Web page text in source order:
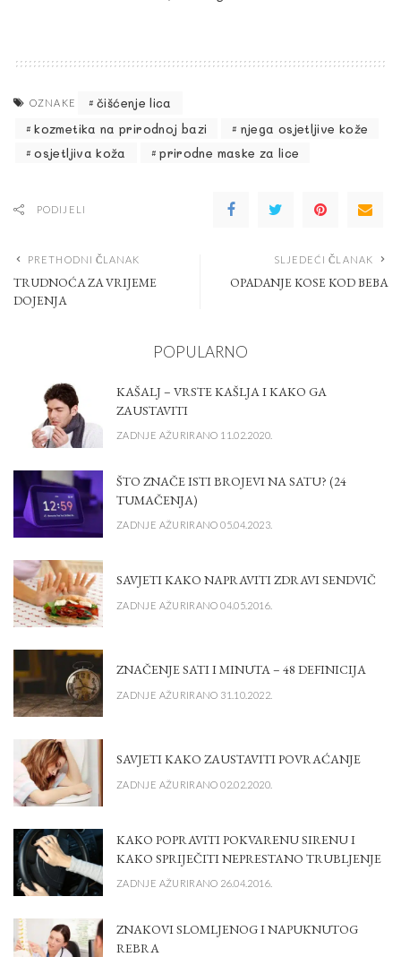
OZNAKE
čišćenje lica
kozmetika na prirodnoj bazi
njega osjetljive kože
osjetljiva koža
prirodne maske za lice
PODIJELI
PRETHODNI ČLANAK
TRUDNOĆA ZA VRIJEME
DOJENJA
SLJEDEĆI ČLANAK
OPADANJE KOSE KOD BEBA
POPULARNO
KAŠALJ – VRSTE KAŠLJA I KAKO GA
ZAUSTAVITI
ZADNJE AŽURIRANO 11.02.2020.
ŠTO ZNAČE ISTI BROJEVI NA SATU? (24
TUMAČENJA)
ZADNJE AŽURIRANO 05.04.2023.
SAVJETI KAKO NAPRAVITI ZDRAVI SENDVIČ
ZADNJE AŽURIRANO 04.05.2016.
ZNAČENJE SATI I MINUTA – 48 DEFINICIJA
ZADNJE AŽURIRANO 31.10.2022.
SAVJETI KAKO ZAUSTAVITI POVRAĆANJE
ZADNJE AŽURIRANO 02.02.2020.
KAKO POPRAVITI POKVARENU SIRENU I
KAKO SPRIJEČITI NEPRESTANO TRUBLJENJE
ZADNJE AŽURIRANO 26.04.2016.
ZNAKOVI SLOMLJENOG I NAPUKNUTOG
REBRA